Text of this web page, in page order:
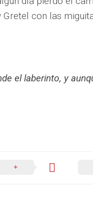
con las
el laberinto, y